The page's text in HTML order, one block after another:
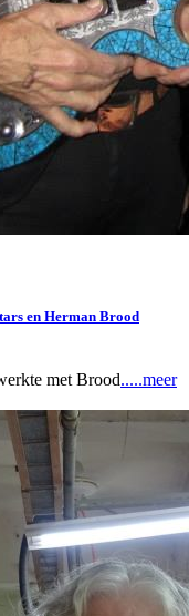
en Herman Brood
met Brood.....meer